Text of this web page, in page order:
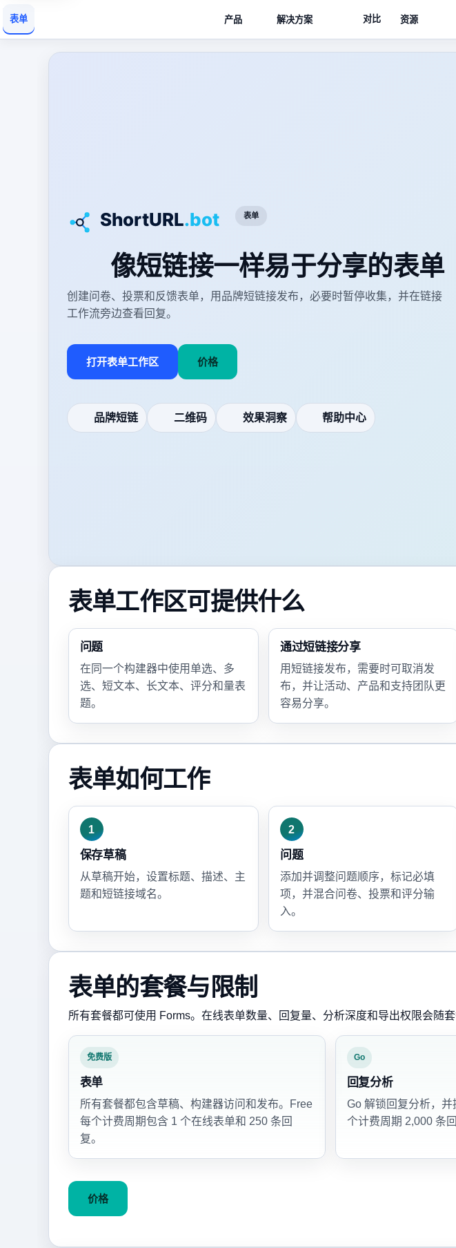
表单 产品 解决方案 对比 资源
表单
像短链接一样易于分享的表单
创建问卷、投票和反馈表单，用品牌短链接发布，必要时暂停收集，并在链接
工作流旁边查看回复。
打开表单工作区 价格
品牌短链 二维码 效果洞察 帮助中心
表单工作区可提供什么
问题
在同一个构建器中使用单选、多
选、短文本、长文本、评分和量表
题。
通过短链接分享
用短链接发布，需要时可取消发
布，并让活动、产品和支持团队更
容易分享。
表单如何工作
1
保存草稿
从草稿开始，设置标题、描述、主
题和短链接域名。
2
问题
添加并调整问题顺序，标记必填
项，并混合问卷、投票和评分输
入。
表单的套餐与限制
所有套餐都可使用 Forms。在线表单数量、回复量、分析深度和导出权限会随套
免费版
表单
所有套餐都包含草稿、构建器访问和发布。Free
每个计费周期包含 1 个在线表单和 250 条回
复。
Go
回复分析
Go 解锁回复分析，
个计费周期 2,000 条回
价格